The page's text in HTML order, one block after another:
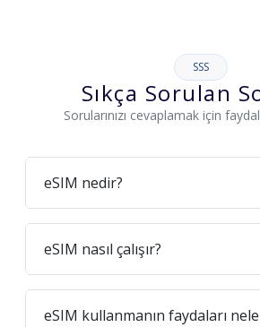
SSS
Sıkça Sorulan
Sorularınızı cevaplamak için
eSIM nedir?
eSIM nasıl çalışır?
eSIM kullanmanın faydaları